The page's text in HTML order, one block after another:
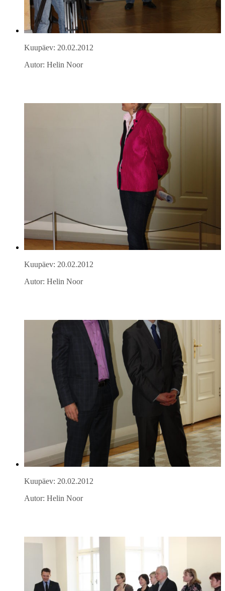
Kuupäev: 20.02.2012
Autor: Helin Noor
Kuupäev: 20.02.2012
Autor: Helin Noor
Kuupäev: 20.02.2012
Autor: Helin Noor